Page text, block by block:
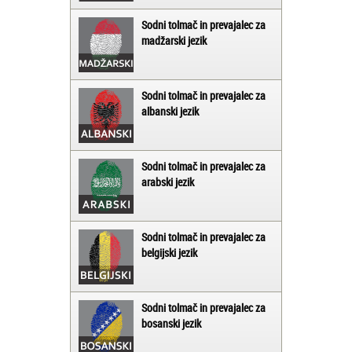
Sodni tolmač in prevajalec za
madžarski jezik
Sodni tolmač in prevajalec za
albanski jezik
Sodni tolmač in prevajalec za
arabski jezik
Sodni tolmač in prevajalec za
belgijski jezik
Sodni tolmač in prevajalec za
bosanski jezik